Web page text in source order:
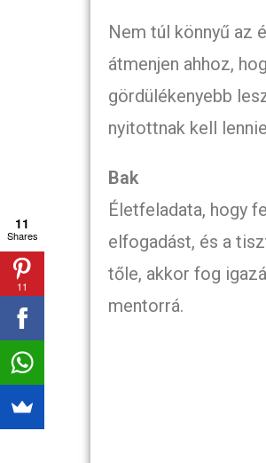
Nem túl könnyű az
átmenjen ahhoz,
gördülékenyebb
nyitottnak kell
Bak
Életfeladata, hogy
elfogadást, és a
tőle, akkor fog
mentorrá.
11
Shares
11